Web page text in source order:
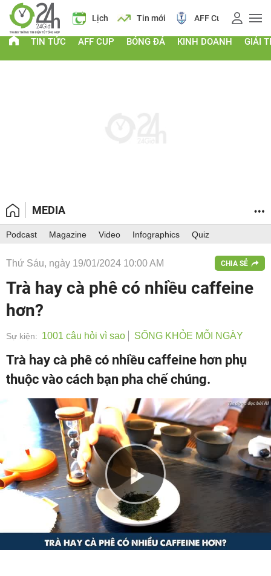
Lịch Tin mới AFF Cup Giá vàng
TIN TỨC AFF CUP BÓNG ĐÁ KINH DOANH GIẢI
MEDIA
Podcast Magazine Video Infographics Quiz
Thứ Sáu, ngày 19/01/2024 10:00 AM CHIA SẺ
Trà hay cà phê có nhiều caffeine
hơn?
Sự kiện: 1001 câu hỏi vì sao SỐNG KHỎE MỖI NGÀY
Trà hay cà phê có nhiều caffeine hơn phụ
thuộc vào cách bạn pha chế chúng.
Play